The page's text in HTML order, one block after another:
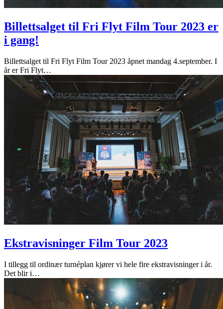
Billettsalget til Fri Flyt Film Tour 2023 er
i gang!
Billettsalget til Fri Flyt Film Tour 2023 åpnet mandag 4.september. I
år er Fri Flyt…
Ekstravisninger Film Tour 2023
I tillegg til ordinær turnéplan kjører vi hele fire ekstravisninger i år.
Det blir i…